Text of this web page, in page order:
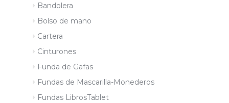
Bandolera
Bolso de mano
Cartera
Cinturones
Funda de Gafas
Fundas de Mascarilla-Monederos
Fundas LibrosTablet